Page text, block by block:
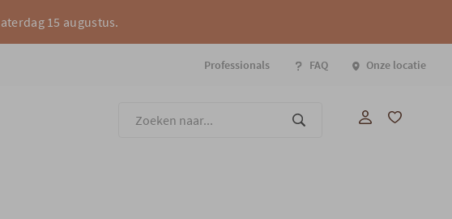
15 augustus.
Professionals FAQ Onze locatie